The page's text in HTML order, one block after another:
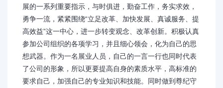
展的一系列重要指示，与时俱进，勤奋工作，务实求效，
勇争一流，紧紧围绕“立足改革、加快发展、真诚服务、提
高效益”这一中心，进一步转变观念、改革创新。积极认真
参加公司组织的各项学习，并且细心领会，化为自己的思
想武器。作为一名展业人员，自己的一言一行也同时代表
了公司的形象，所以更要提高自身的素质水平，高标准的
要求自己，加强自己的专业知识和技能。同时做到尊纪守